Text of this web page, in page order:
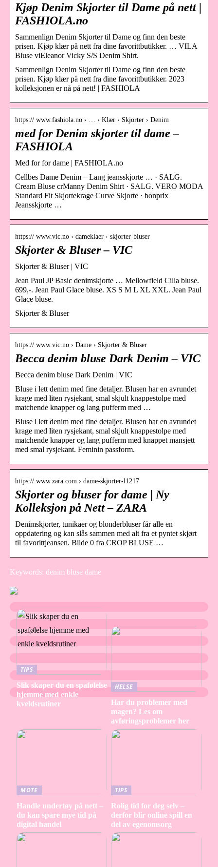
Kjøp Denim Skjorter til Dame på nett |
FASHIOLA.no
Sammenlign Denim Skjorter til Dame og finn den beste
prisen. Kjøp klær på nett fra dine favorittbutikker. … VILA
Bluse viEleanor Vicky S/S Denim Shirt.
Sammenlign Denim Skjorter til Dame og finn den beste
prisen. Kjøp klær på nett fra dine favorittbutikker. 2023
kolleksjonen er nå på nett! | FASHIOLA
https:// www.fashiola.no › … › Klær › Skjorter › Denim
med for Denim skjorter til dame –
FASHIOLA
Med for for dame | FASHIOLA.no
Cellbes Dame Denim – Lang jeansskjorte … · SALG.
Cream Bluse crManny Denim Shirt · SALG. VERO MODA
Standard Fit Skjortekrage Curve Skjorte · bonprix
Jeansskjorte …
https:// www.vic.no › dameklaer › skjorter-bluser
Skjorter & Bluser – VIC
Skjorter & Bluser | VIC
Jean Paul JP Basic denimskjorte … Mellowfield Cilla bluse.
699,-. Jean Paul Glace bluse. XS S M L XL XXL. Jean Paul
Glace bluse.
Skjorter & Bluser
https:// www.vic.no › Dame › Skjorter & Bluser
Becca denim bluse Dark Denim – VIC
Becca denim bluse Dark Denim | VIC
Bluse i lett denim med fine detaljer. Blusen har en avrundet
krage med liten rysjekant, smal skjult knappestolpe med
matchende knapper og lang pufferm med …
Bluse i lett denim med fine detaljer. Blusen har en avrundet
krage med liten rysjekant, smal skjult knappestolpe med
matchende knapper og lang pufferm med knappet mansjett
med smal rysjekant. Feminin passform.
https:// www.zara.com › dame-skjorter-l1217
Skjorter og bluser for dame | Ny
Kolleksjon på Nett – ZARA
Denimskjorter, tunikaer og blonderbluser får alle en
oppdatering og kan slås sammen med alt fra et pyntet skjørt
til favorittjeansen. Bilde 0 fra CROP BLUSE …
Keywords: denim bluse dame
TIPS
Slik skaper du en spafølelse
hjemme med enkle
kveldsrutiner
HELSE
Har du problemer med
magen? Les om
avføringsproblemer her
MOTE
Handle undertøy på nett –
du kan spare mye tid på
digital handel
TIPS
Rolig tid for deg selv –
derfor blir online spill en
del av egenomsorg